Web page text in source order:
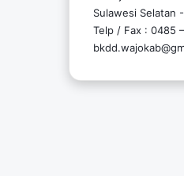
Sulawesi Selatan
Telp / Fax : 0485